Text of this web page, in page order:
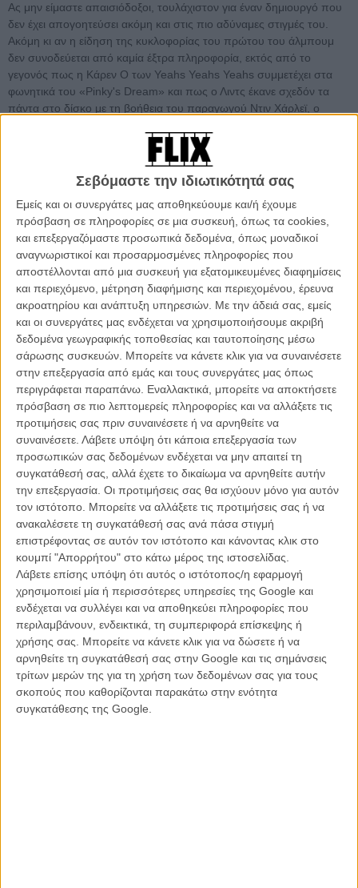
Σεβόμαστε την ιδιωτικότητά σας
Εμείς και οι συνεργάτες μας αποθηκεύουμε και/ή έχουμε
πρόσβαση σε πληροφορίες σε μια συσκευή, όπως τα cookies,
και επεξεργαζόμαστε προσωπικά δεδομένα, όπως μοναδικοί
αναγνωριστικοί και προσαρμοσμένες πληροφορίες που
αποστέλλονται από μια συσκευή για εξατομικευμένες διαφημίσεις
και περιεχόμενο, μέτρηση διαφήμισης και περιεχομένου, έρευνα
ακροατηρίου και ανάπτυξη υπηρεσιών. Με την άδειά σας, εμείς
και οι συνεργάτες μας ενδέχεται να χρησιμοποιήσουμε ακριβή
δεδομένα γεωγραφικής τοποθεσίας και ταυτοποίησης μέσω
σάρωσης συσκευών. Μπορείτε να κάνετε κλικ για να συναινέσετε
στην επεξεργασία από εμάς και τους συνεργάτες μας όπως
περιγράφεται παραπάνω. Εναλλακτικά, μπορείτε να αποκτήσετε
πρόσβαση σε πιο λεπτομερείς πληροφορίες και να αλλάξετε τις
προτιμήσεις σας πριν συναινέσετε ή να αρνηθείτε να
συναινέσετε. Λάβετε υπόψη ότι κάποια επεξεργασία των
προσωπικών σας δεδομένων ενδέχεται να μην απαιτεί τη
συγκατάθεσή σας, αλλά έχετε το δικαίωμα να αρνηθείτε αυτήν
την επεξεργασία. Οι προτιμήσεις σας θα ισχύουν μόνο για αυτόν
τον ιστότοπο. Μπορείτε να αλλάξετε τις προτιμήσεις σας ή να
ανακαλέσετε τη συγκατάθεσή σας ανά πάσα στιγμή
επιστρέφοντας σε αυτόν τον ιστότοπο και κάνοντας κλικ στο
κουμπί "Απορρήτου" στο κάτω μέρος της ιστοσελίδας.
Λάβετε επίσης υπόψη ότι αυτός ο ιστότοπος/η εφαρμογή
χρησιμοποιεί μία ή περισσότερες υπηρεσίες της Google και
ενδέχεται να συλλέγει και να αποθηκεύει πληροφορίες που
περιλαμβάνουν, ενδεικτικά, τη συμπεριφορά επίσκεψης ή
χρήσης σας. Μπορείτε να κάνετε κλικ για να δώσετε ή να
αρνηθείτε τη συγκατάθεσή σας στην Google και τις σημάνσεις
τρίτων μερών της για τη χρήση των δεδομένων σας για τους
σκοπούς που καθορίζονται παρακάτω στην ενότητα
συγκατάθεσης της Google.
Ας μην είμαστε απαισιόδοξοι, τουλάχιστον για έναν δημιουργό που
δεν έχει απογοητεύσει ακόμη και στις πιο αδύναμες στιγμές του.
Ακόμη κι αν η είδηση της κυκλοφορίας του πρώτου του άλμπουμ
δεν συνοδεύεται από καμία έξτρα πληροφορία, εκτός από το
γεγονός πως η Κάρεν Ο των Yeahs Yeahs Yeahs συμμετέχει στα
φωνητικά του «Pinky's Dream» και πως ο Λιντς έκανε σχεδόν τα
πάντα στο δίσκο με τη βοήθεια του παραγωγού Ντιν Χάρλεϊ, ο
Το tracklisting που ακολουθεί δίνει ίσως μια ιδέα για το τι ακριβώς
συμβαίνει μέσα στο «Crazy Clown Time»:
01 Pinky’s Dream
02 Good Day Today
03 So Glad
04 Noah’s Ark
05 Football Game
06 I Know
07 Strange and Unproductive Thinking
08 The Night Bell With Lightning
09 Stone’s Gone Up
10 Crazy Clown Time
11 These Are My Friends
12 Speed Roadster
13 Movin’ On
14 She Rise Up
Δείτε το εξώφυλλο το άλμπουμ στο gallery!
Tags: λιντς, ντέιβιντ λιντς, ΚΑΡΕΝ Ο, άλμπουμ, δίσκος,
τραγουδιστής